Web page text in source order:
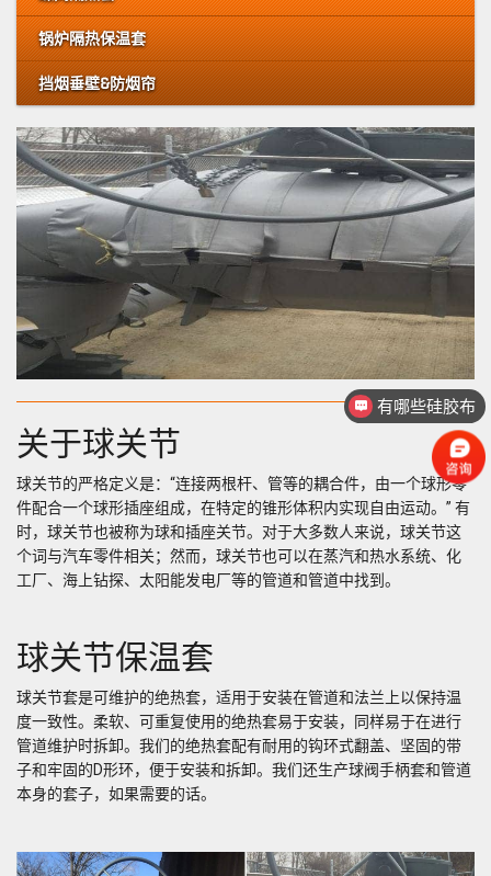
锅炉隔热保温套
挡烟垂壁&防烟帘
关于球关节
球关节的严格定义是：“连接两根杆、管等的耦合件，由一个球形零
件配合一个球形插座组成，在特定的锥形体积内实现自由运动。” 有
时，球关节也被称为球和插座关节。对于大多数人来说，球关节这
个词与汽车零件相关；然而，球关节也可以在蒸汽和热水系统、化
工厂、海上钻探、太阳能发电厂等的管道和管道中找到。
球关节保温套
球关节套是可维护的绝热套，适用于安装在管道和法兰上以保持温
度一致性。柔软、可重复使用的绝热套易于安装，同样易于在进行
管道维护时拆卸。我们的绝热套配有耐用的钩环式翻盖、坚固的带
子和牢固的D形环，便于安装和拆卸。我们还生产球阀手柄套和管道
本身的套子，如果需要的话。
有哪些硅胶布